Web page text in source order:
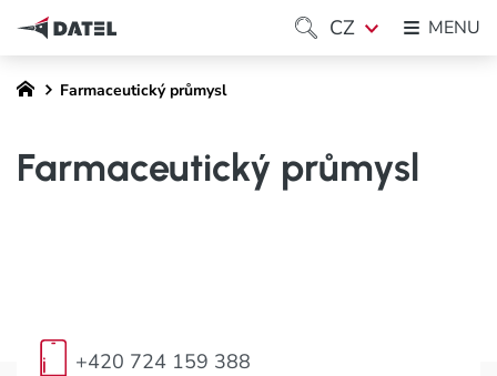
Farmaceutický průmysl
Farmaceutický průmysl
+420 724 159 388
MENU
CZ